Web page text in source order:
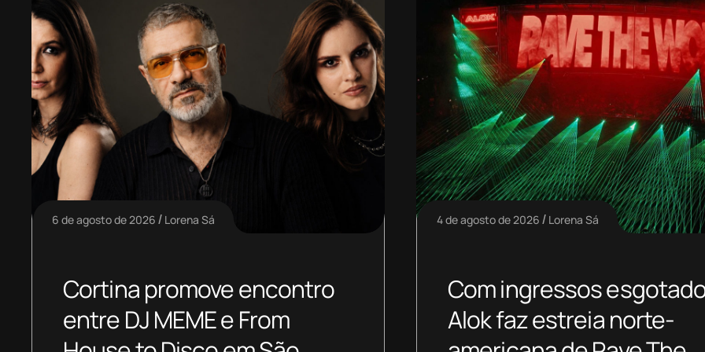
6 de agosto de 2026 Lorena Sá
Cortina promove encontro
entre DJ MEME e From
4 de agosto de 2026 Lorena Sá
Com ingressos
Alok faz estreia norte-